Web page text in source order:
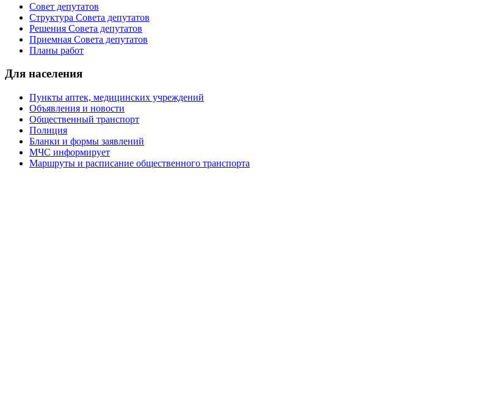
Совет депутатов
Структура Совета депутатов
Решения Совета депутатов
Приемная Совета депутатов
Планы работ
Для населения
Пункты аптек, медицинских учреждений
Объявления и новости
Общественный транспорт
Полиция
Бланки и формы заявлений
МЧС информирует
Маршруты и расписание общественного транспорта